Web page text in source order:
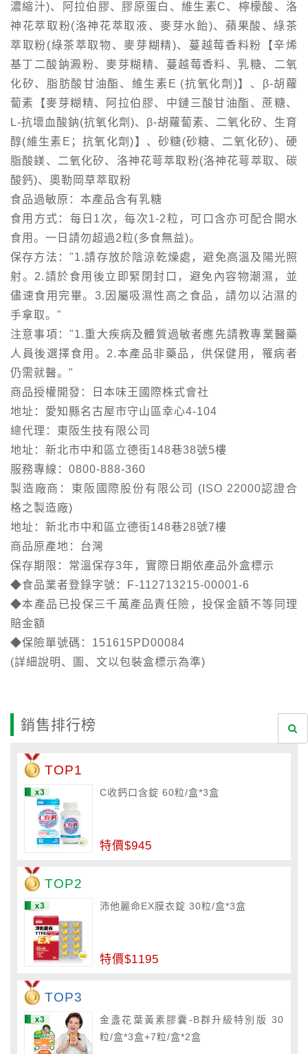
濃縮汁)、阿拉伯膠、膠原蛋白、維生素C、檸檬酸、洛
神花萃取粉(洛神花萃取液、麥芽水飴)、蘋果酸、綠茶
萃取粉(綠茶萃取物、麥芽糊精)、蔓越莓香料粉【辛烯
基丁二酸鈉澱粉、麥芽糊精、蔓越莓香料、乳糖、二氧
化矽、脂肪酸甘油酯、維生素E (抗氧化劑)】、β-胡蘿
蔔素【麥芽糊精、阿拉伯膠、中鏈三酸甘油酯、蔗糖、
L-抗壞血酸鈉(抗氧化劑)、β-胡蘿蔔素、二氧化矽、生育
醇(維生素E；抗氧化劑)】、砂糖(砂糖、二氧化矽)、硬
脂酸鎂、二氧化矽、洛神花萼萃取粉(洛神花萼萃取、碳
酸鈣)、奧勒岡草萃取粉
食品過敏原：本產品含有乳糖
食用方式：每日1次，每次1-2粒，可口含亦可配合開水
食用。一日請勿超過2粒(多食無益)。
保存方法："1.請存放於陰涼乾燥處，避免高溫及陽光照
射。2.請於食用後立即緊閉封口，避免內容物潮濕，並
儘速食用完畢。3.因屬吸濕性高之食品，請勿以沾濕的
手拿取。"
注意事項："1.重大疾病及體質過敏者應先請教專業醫藥
人員後選擇食用。2.本產品非藥品，供保健用，罹病者
仍需就醫。"
商品授權開發：日本味王國際株式會社
地址：愛知縣名古屋市守山區幸心4-104
總代理：東阪生技有限公司
地址：新北市中和區立德街148巷38號5樓
服務專線：0800-888-360
製造廠商：東阪國際股份有限公司 (ISO 22000認證合
格之製造廠)
地址：新北市中和區立德街148巷28號7樓
商品原產地：台灣
保存期限：常溫保存3年，實際日期依產品外盒標示
◆食品業者登錄字號：F-112713215-00001-6
◆本產品已投保三千萬產品責任險，投保金額不等同理
賠金額
◆保險單號碼：151615PD00084
(詳細說明、圖、文以包裝盒標示為準)
銷售排行榜
TOP1
C收鈣口含錠 60粒/盒*3盒
特價$945
TOP2
沛他麗命EX膜衣錠 30粒/盒*3盒
特價$1195
TOP3
金盞花葉黃素膠囊-B群升級特別版 30
粒/盒*3盒+7粒/盒*2盒